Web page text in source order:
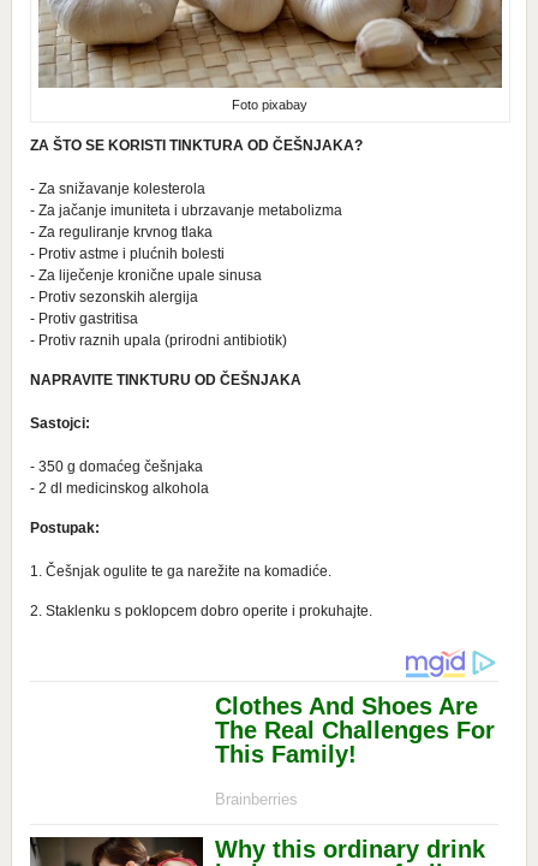
Foto pixabay
ZA ŠTO SE KORISTI TINKTURA OD ČEŠNJAKA?
- Za snižavanje kolesterola
- Za jačanje imuniteta i ubrzavanje metabolizma
- Za reguliranje krvnog tlaka
- Protiv astme i plućnih bolesti
- Za liječenje kronične upale sinusa
- Protiv sezonskih alergija
- Protiv gastritisa
- Protiv raznih upala (prirodni antibiotik)
NAPRAVITE TINKTURU OD ČEŠNJAKA
Sastojci:
- 350 g domaćeg češnjaka
- 2 dl medicinskog alkohola
Postupak:
1. Češnjak ogulite te ga narežite na komadiće.
2. Staklenku s poklopcem dobro operite i prokuhajte.